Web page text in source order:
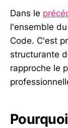
Dans le
l'ensemble
Code. C'est
structurante
rapproche le